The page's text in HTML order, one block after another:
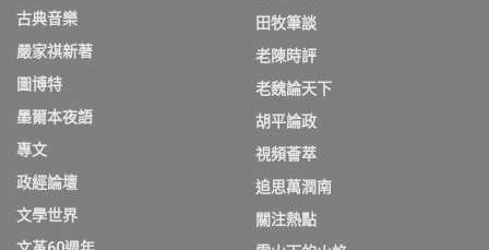
古典音樂
嚴家祺新著
圖博特
墨爾本夜語
專文
政經論壇
文學世界
田牧筆談
老陳時評
老魏論天下
胡平論政
視頻薈萃
追思萬潤南
關注熱點